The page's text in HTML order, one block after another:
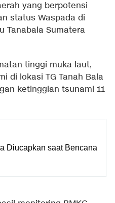
yang berpotensi
status Waspada di
Tanabala Sumatera
tinggi muka laut,
di lokasi TG Tanah Bala
ketinggian tsunami 11
Diucapkan saat Bencana